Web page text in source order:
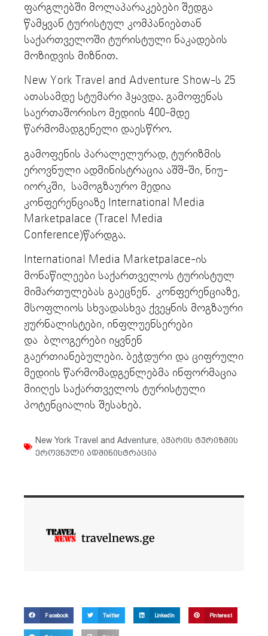
ფარგლებში მოლაპარაკებები შედგა
წამყვან ტურისტულ კომპანიებთან
საქართველოში ტურისტული ნაკადების
მოზიდვის მიზნით.
New York Travel and Adventure Show-ს 25
ათასამდე სტუმარი ჰყავდა. გამოფენას
საერთაშორისო მედიის 400-მდე
წარმომადგენელი დაესწრო.
გამოფენის პარალელურად, ტურიზმის
ეროვნული ადმინისტრაცია აშშ-ში, ნიუ-
იორკში, სამოგზაურო მედია
კონფერენციაზე International Media
Marketpalace (Tracel Media
Conference)წარდგა.
International Media Marketpalace-ის
მონაწილეები საქართველოს ტურისტულ
მიმართულებას გაეცნენ. კონფერენციაზე,
მსოფლიოს სხვადასხვა ქვეყნის მოგზაური
ჟურნალისტები, ინფლუენსერები
და ბლოგერები იყვნენ
გაერთიანებულები. ბეჭდური და ციფრული
მედიის წარმომადგენლებმა ინფორმაცია
მიიღეს საქართველოს ტურისტული
პოტენციალის შესახებ.
New York Travel and Adventure აჭარის ტურიზმის
ეროვნული ადმინისტრაცია
travelnews.ge
Facebook Twitter LinkedIn Pinterest